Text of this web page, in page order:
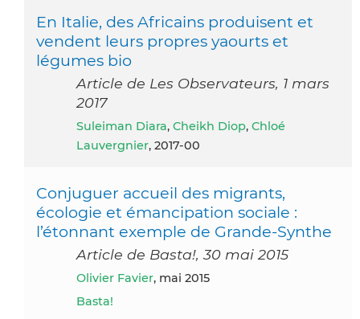
En Italie, des Africains produisent et
vendent leurs propres yaourts et
légumes bio
Article de Les Observateurs, 1 mars
2017
Suleiman Diara, Cheikh Diop, Chloé
Lauvergnier, 2017-00
Conjuguer accueil des migrants,
écologie et émancipation sociale :
l’étonnant exemple de Grande-Synthe
Article de Basta!, 30 mai 2015
Olivier Favier, mai 2015
Basta!